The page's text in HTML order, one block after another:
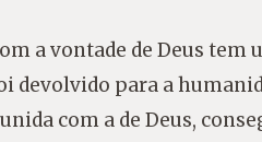
a vontade de Deus tem
devolvido para a
com a de Deus,